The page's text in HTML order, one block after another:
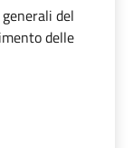
del
delle